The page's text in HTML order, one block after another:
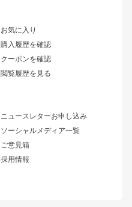
お気に入り
購入履歴を確認
クーポンを確認
閲覧履歴を見る
ニュースレターお申し込み
ソーシャルメディア一覧
ご意見箱
採用情報
ワンビア
ローレル
セフィーロ
キャラバン
まつど家 鉄漢